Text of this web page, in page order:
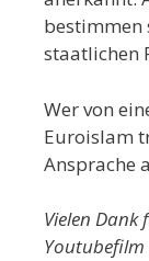
bestimmen
staatlichen
Wer von
Euroislam
Ansprache
Vielen Dank